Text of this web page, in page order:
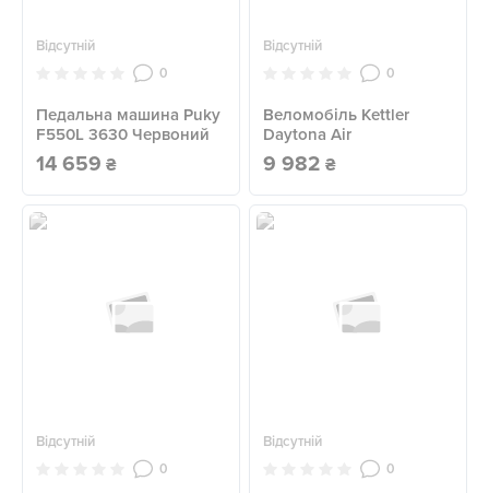
Відсутній
0
Педальна машина Puky
F550L 3630 Червоний
14 659 ₴
Відсутній
0
Веломобіль Kettler
Daytona Air
9 982 ₴
Відсутній
0
Відсутній
0